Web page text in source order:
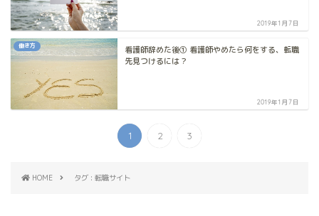
2019年1月7日
働き方
看護師辞めた後① 看護師やめたら何をする、転職
先見つけるには？
2019年1月7日
1 2 3
HOME タグ : 転職サイト